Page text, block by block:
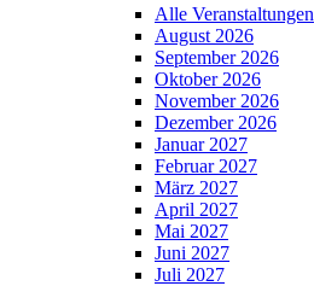
Alle Veranstaltungen
August 2026
September 2026
Oktober 2026
November 2026
Dezember 2026
Januar 2027
Februar 2027
März 2027
April 2027
Mai 2027
Juni 2027
Juli 2027